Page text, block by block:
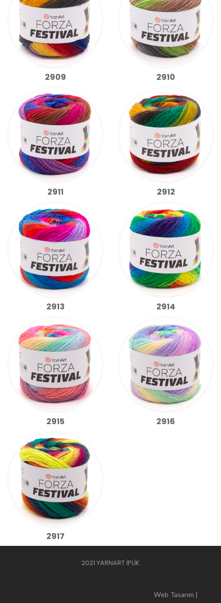
2909 2910
2911 2912
2913 2914
2915 2916
2917
2021 YARNART İPLİK
Web Tasarım |